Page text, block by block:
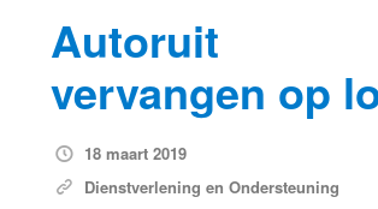
Autoruit
vervangen op
18 maart 2019
Dienstverlening en Ondersteuning